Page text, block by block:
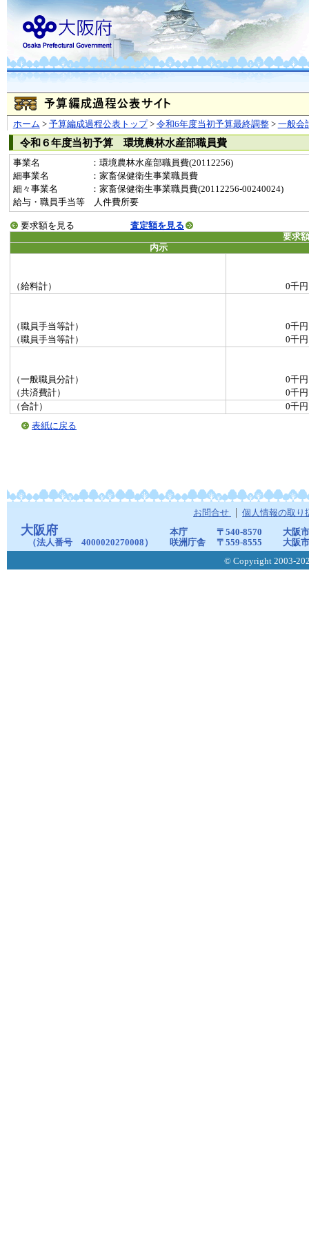
ホーム > 予算編成過程公表トップ> 令和6年度当初予算最終調整> 一般会
令和６年度当初予算 環境農林水産部職員費
事業名
：環境農林水産部職員費(20112256)
細事業名
：家畜保健衛生事業職員費
細々事業名
：家畜保健衛生事業職員費(20112256-00240024)
給与・職員手当等 人件費所要
要求額を見る
査定額を見る
要求
内示
（給料計） 0千円
（職員手当等計）
0千円
（職員手当等計）
0千円
（一般職員分計）
0千円
（共済費計）
0千円
（合計）
0千円
表紙に戻る
お問合せ 個人情報の取り
大阪府
（法人番号 4000020270008）
本庁 〒540-8570
大阪
咲洲庁舎
〒559-8555
大阪
© Copyright 2003-